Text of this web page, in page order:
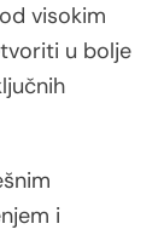
visokim
u bolje
i